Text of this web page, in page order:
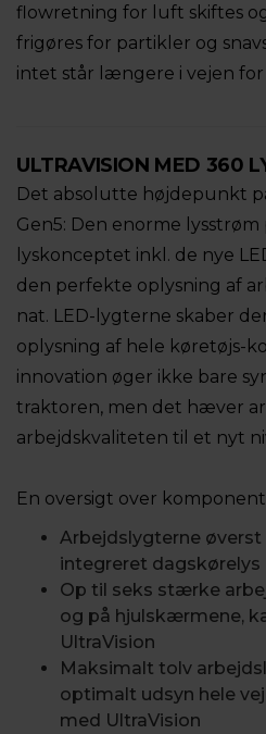
flowretning for luft skiftes
frigøres for partikler og
intet står længere i vejen for
ULTRAVISION MED 360
Det absolutte højdepunkt
Gen5: Den enorme lysstrøm
lyskonceptet inkl. de nye
den perfekte oplysning af
nat. LED-lygterne skaber
oplysning af hele køretøjs-
innovation øger ikke bare
traktoren, men det hæver
arbejdskvaliteten til et nyt
En oversigt over
Arbejdslygterne
integreret dagskørelys
Op til seks stærke
og på hjulskærmene,
UltraVision
Maksimalt tolv
optimalt udsyn hele
med UltraVision